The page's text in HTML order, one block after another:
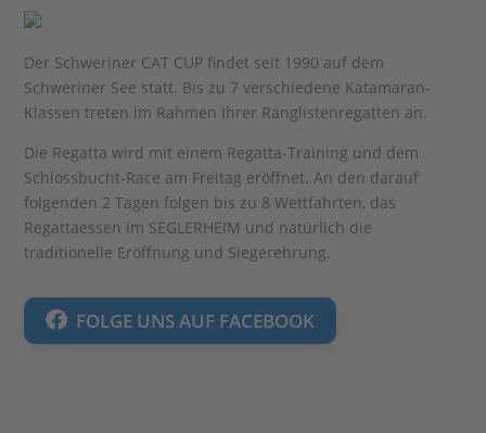
Der Schweriner CAT CUP findet seit 1990 auf dem
Schweriner See statt. Bis zu 7 verschiedene Katamaran-
Klassen treten im Rahmen Ihrer Ranglistenregatten an.
Die Regatta wird mit einem Regatta-Training und dem
Schlossbucht-Race am Freitag eröffnet. An den darauf
folgenden 2 Tagen folgen bis zu 8 Wettfahrten, das
Regattaessen im SEGLERHEIM und natürlich die
traditionelle Eröffnung und Siegerehrung.
FOLGE UNS AUF FACEBOOK